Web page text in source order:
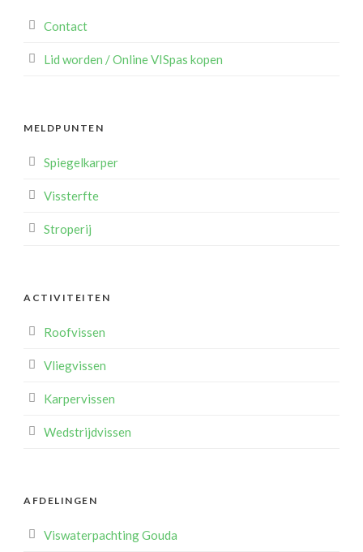
Contact
Lid worden / Online VISpas kopen
MELDPUNTEN
Spiegelkarper
Vissterfte
Stroperij
ACTIVITEITEN
Roofvissen
Vliegvissen
Karpervissen
Wedstrijdvissen
AFDELINGEN
Viswaterpachting Gouda